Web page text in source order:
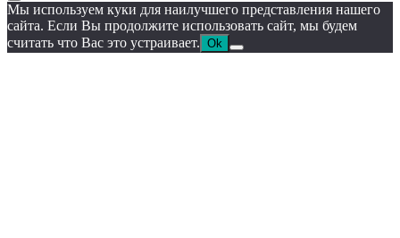
Мы используем куки для наилучшего представления нашего
сайта. Если Вы продолжите использовать сайт, мы будем
считать что Вас это устраивает. Ok